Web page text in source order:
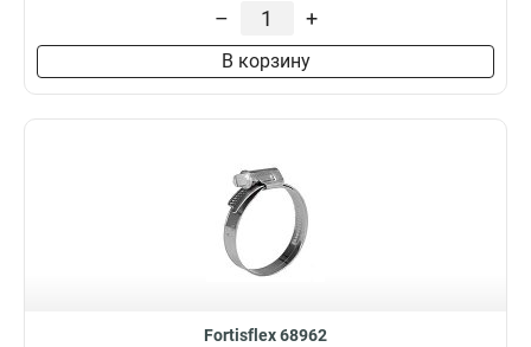
– +
В корзину
Fortisflex 68962